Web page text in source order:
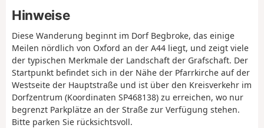
Hinweise
Diese Wanderung beginnt im Dorf Begbroke, das einige
Meilen nördlich von Oxford an der A44 liegt, und zeigt viele
der typischen Merkmale der Landschaft der Grafschaft. Der
Startpunkt befindet sich in der Nähe der Pfarrkirche auf der
Westseite der Hauptstraße und ist über den Kreisverkehr im
Dorfzentrum (Koordinaten SP468138) zu erreichen, wo nur
begrenzt Parkplätze an der Straße zur Verfügung stehen.
Bitte parken Sie rücksichtsvoll.